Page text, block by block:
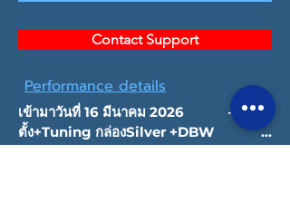
Contact Support
Performance details
เข้ามาวันที่ 16 มีนาคม 2026            -ติด
ตั้ง+Tuning กล่องSilver +DBW